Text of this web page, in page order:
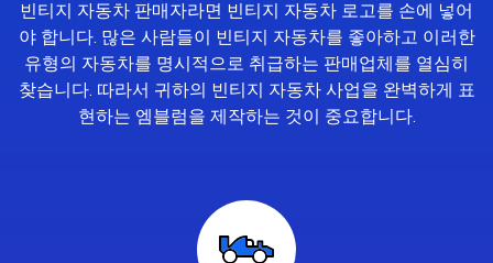
빈티지 자동차 판매자라면 빈티지 자동차 로고를 손에 넣어
야 합니다. 많은 사람들이 빈티지 자동차를 좋아하고 이러한
유형의 자동차를 명시적으로 취급하는 판매업체를 열심히
찾습니다. 따라서 귀하의 빈티지 자동차 사업을 완벽하게 표
현하는 엠블럼을 제작하는 것이 중요합니다.